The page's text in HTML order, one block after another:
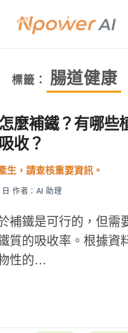
標籤： 腸道健康
麼補鐵？有哪些
收？
作者： AI 助理
補鐵是可行的，但需
質的吸收率。根據資
性的…